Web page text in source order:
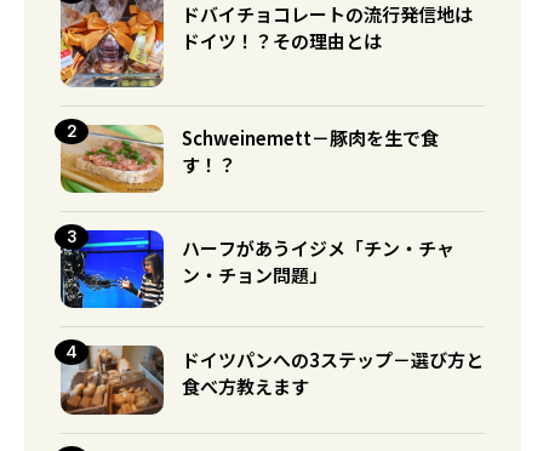
ドバイチョコレートの流行発信地は
ドイツ！？その理由とは
Schweinemett－豚肉を生で食
す！？
ハーフがあうイジメ「チン・チャ
ン・チョン問題」
ドイツパンへの3ステップ－選び方と
食べ方教えます